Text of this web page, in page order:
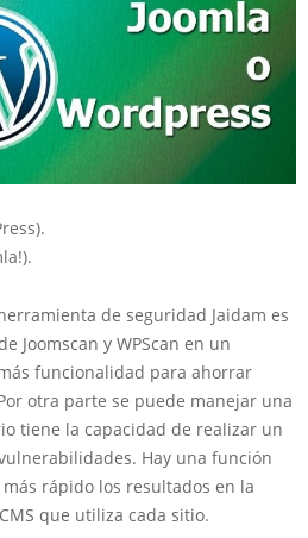
de seguridad Jaidam es
Joomscan y WPScan en un
funcionalidad para ahorrar
otra parte se puede manejar una
tiene la capacidad de realizar un
Hay una función
rápido los resultados en la
que utiliza cada sitio.